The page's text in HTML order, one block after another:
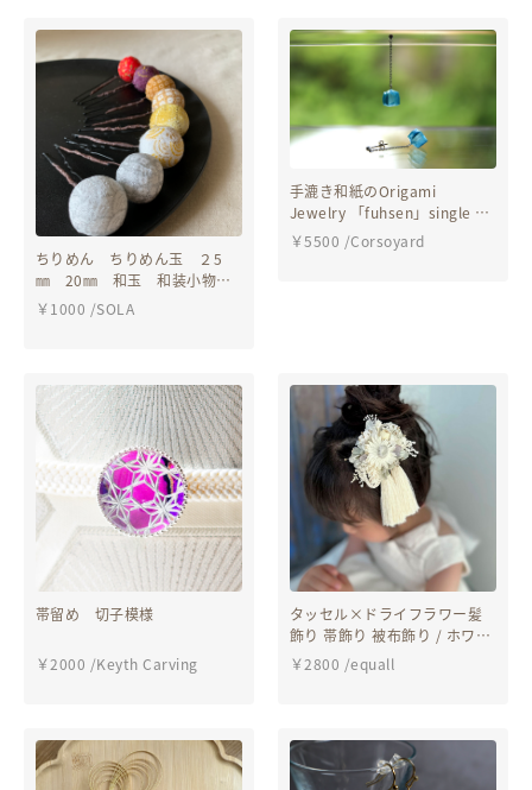
ちりめん ちりめん玉 ２5
㎜ 20㎜ 和玉 和装小物
ヘアーアクセサリー ヘッド
ドレス かんざし 卒業式
￥1000 /SOLA
手漉き和紙のOrigami
Jewelry 「fuhsen」single ピ
アス/イヤリング
￥5500 /Corsoyard
帯留め 切子模様
￥2000 /Keyth Carving
タッセル×ドライフラワー髪
飾り 帯飾り 被布飾り / ホワイ
ト×くすみグリーンパープル /
やっとこピン＆安全ピン
￥2800 /equall